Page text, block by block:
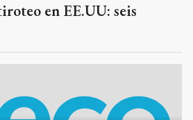
en EE.UU: seis